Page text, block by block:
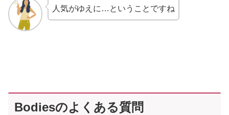
人気がゆえに…ということですね
Bodiesのよくある質問